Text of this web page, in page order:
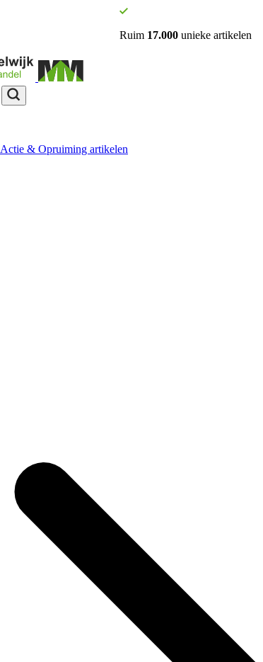
Ruim 17.000 unieke artikelen
Actie & Opruiming artikelen